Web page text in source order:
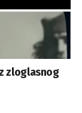
zloglasnog